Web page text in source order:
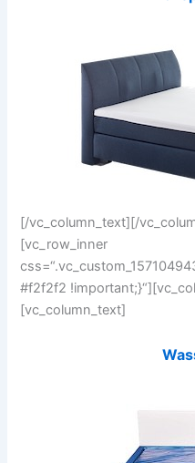
[/vc_column_text][/
[vc_row_inner
#f2f2f2
[vc_column_text]